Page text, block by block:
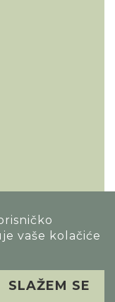
vaše kolačiće
SLAŽEM SE